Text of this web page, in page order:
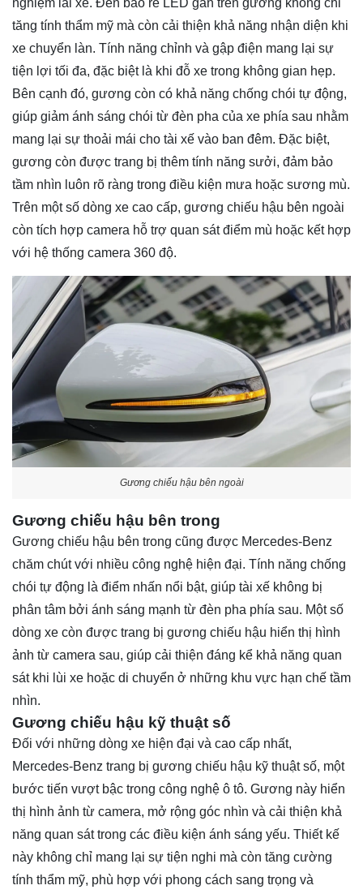
nghiệm lái xe. Đèn báo rẽ LED gắn trên gương không chỉ
tăng tính thẩm mỹ mà còn cải thiện khả năng nhận diện khi
xe chuyển làn. Tính năng chỉnh và gập điện mang lại sự
tiện lợi tối đa, đặc biệt là khi đỗ xe trong không gian hẹp.
Bên cạnh đó, gương còn có khả năng chống chói tự động,
giúp giảm ánh sáng chói từ đèn pha của xe phía sau nhằm
mang lại sự thoải mái cho tài xế vào ban đêm. Đặc biệt,
gương còn được trang bị thêm tính năng sưởi, đảm bảo
tầm nhìn luôn rõ ràng trong điều kiện mưa hoặc sương mù.
Trên một số dòng xe cao cấp, gương chiếu hậu bên ngoài
còn tích hợp camera hỗ trợ quan sát điểm mù hoặc kết hợp
với hệ thống camera 360 độ.
Gương chiếu hậu bên ngoài
Gương chiếu hậu bên trong
Gương chiếu hậu bên trong cũng được Mercedes-Benz
chăm chút với nhiều công nghệ hiện đại. Tính năng chống
chói tự động là điểm nhấn nổi bật, giúp tài xế không bị
phân tâm bởi ánh sáng mạnh từ đèn pha phía sau. Một số
dòng xe còn được trang bị gương chiếu hậu hiển thị hình
ảnh từ camera sau, giúp cải thiện đáng kể khả năng quan
sát khi lùi xe hoặc di chuyển ở những khu vực hạn chế tầm
nhìn.
Gương chiếu hậu kỹ thuật số
Đối với những dòng xe hiện đại và cao cấp nhất,
Mercedes-Benz trang bị gương chiếu hậu kỹ thuật số, một
bước tiến vượt bậc trong công nghệ ô tô. Gương này hiển
thị hình ảnh từ camera, mở rộng góc nhìn và cải thiện khả
năng quan sát trong các điều kiện ánh sáng yếu. Thiết kế
này không chỉ mang lại sự tiện nghi mà còn tăng cường
tính thẩm mỹ, phù hợp với phong cách sang trọng và